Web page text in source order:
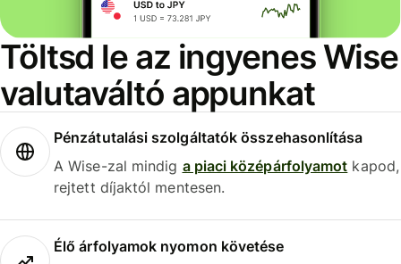
Töltsd le az ingyenes Wise
valutaváltó appunkat
Pénzátutalási szolgáltatók összehasonlítása
A Wise-zal mindig a piaci középárfolyamot kapod,
rejtett díjaktól mentesen.
Élő árfolyamok nyomon követése